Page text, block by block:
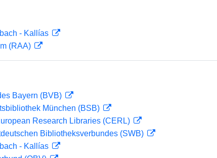
- Kallías
(RAA)
Bayern (BVB)
München (BSB)
Research Libraries (CERL)
Bibliotheksverbundes (SWB)
- Kallías